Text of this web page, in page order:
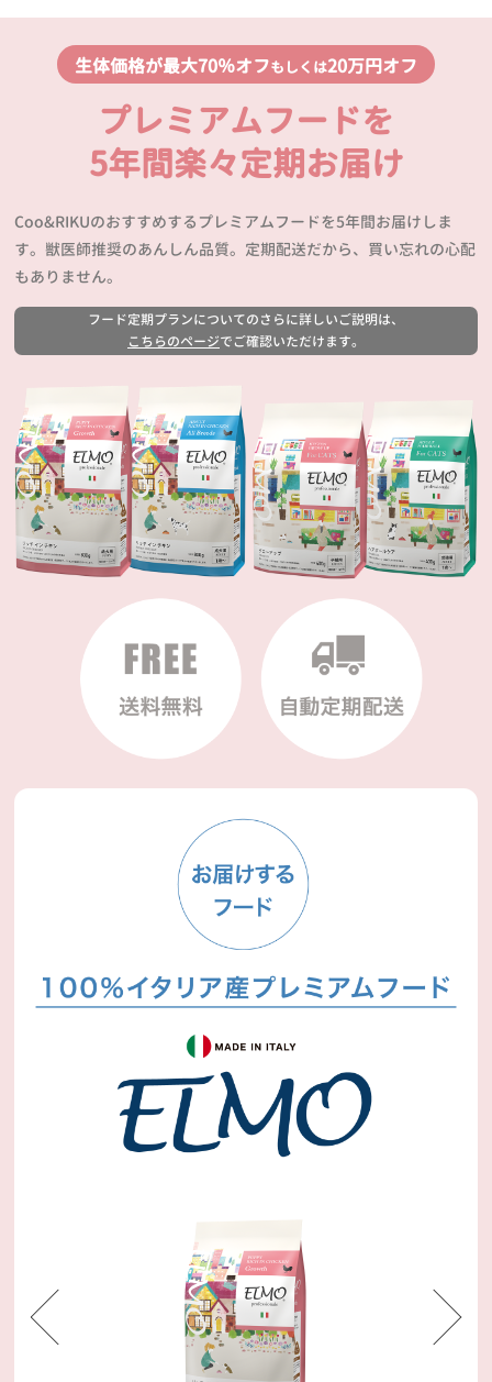
生体価格が最大70％オフもしくは20万円オフ
プレミアムフードを
5年間楽々定期お届け
Coo&RIKUのおすすめするプレミアムフードを5年間お届けしま
す。獣医師推奨のあんしん品質。定期配送だから、買い忘れの心配
もありません。
フード定期プランについてのさらに詳しいご説明は、
こちらのページでご確認いただけます。